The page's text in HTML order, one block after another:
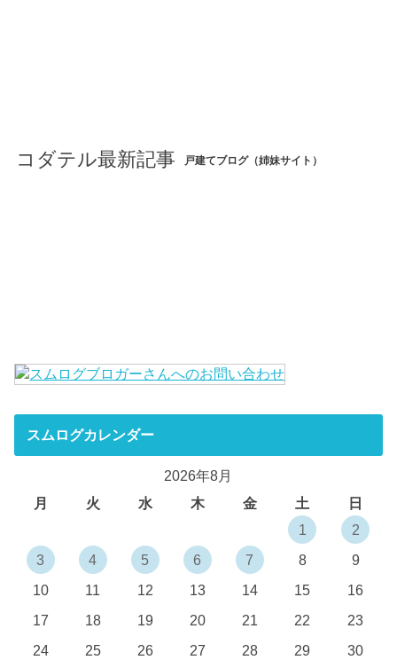
コダテル最新記事 戸建てブログ（姉妹サイト）
スムログカレンダー
2026年8月
月
火 水 木 金 土
日
1
2
3
4 5 6 7 8
9
10
11 12 13 14 15
16
17
18 19 20 21 22
23
24
25 26 27 28 29
30